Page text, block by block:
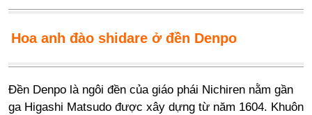
Hoa anh đào shidare ở đền Denpo
Đền Denpo là ngôi đền của giáo phái Nichiren nằm gần
ga Higashi Matsudo được xây dựng từ năm 1604. Khuôn